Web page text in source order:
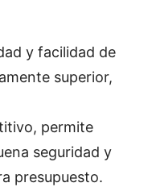
y facilidad de
superior,
permite
seguridad y
presupuesto.